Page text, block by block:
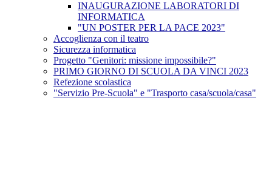
INAUGURAZIONE LABORATORI DI
INFORMATICA
"UN POSTER PER LA PACE 2023"
Accoglienza con il teatro
Sicurezza informatica
Progetto "Genitori: missione impossibile?"
PRIMO GIORNO DI SCUOLA DA VINCI 2023
Refezione scolastica
"Servizio Pre-Scuola" e "Trasporto casa/scuola/casa"